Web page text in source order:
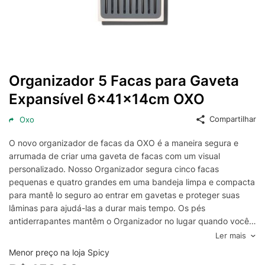
Organizador 5 Facas para Gaveta
Expansível 6x41x14cm OXO
Oxo Compartilhar
O novo organizador de facas da OXO é a maneira segura e
arrumada de criar uma gaveta de facas com um visual
personalizado. Nosso Organizador segura cinco facas
pequenas e quatro grandes em uma bandeja limpa e compacta
para mantê lo seguro ao entrar em gavetas e proteger suas
lâminas para ajudá-las a durar mais tempo. Os pés
antiderrapantes mantêm o Organizador no lugar quando você
abre e fecha a gaveta. O design que maximiza o espaço
apresenta cantos quadrados para eliminar lacunas e oferecer
uma aparência limpa em suas gavetas. A bandeja é removível
Ler mais
Menor preço na loja Spicy